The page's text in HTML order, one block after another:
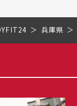
兵庫県